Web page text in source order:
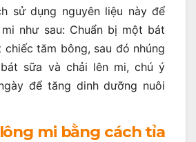
sử dụng nguyên liệu này để
như sau: Chuẩn bị một bát
tăm bông, sau đó nhúng
sữa và chải lên mi, chú ý
để tăng dinh dưỡng nuôi
mi bằng cách tỉa